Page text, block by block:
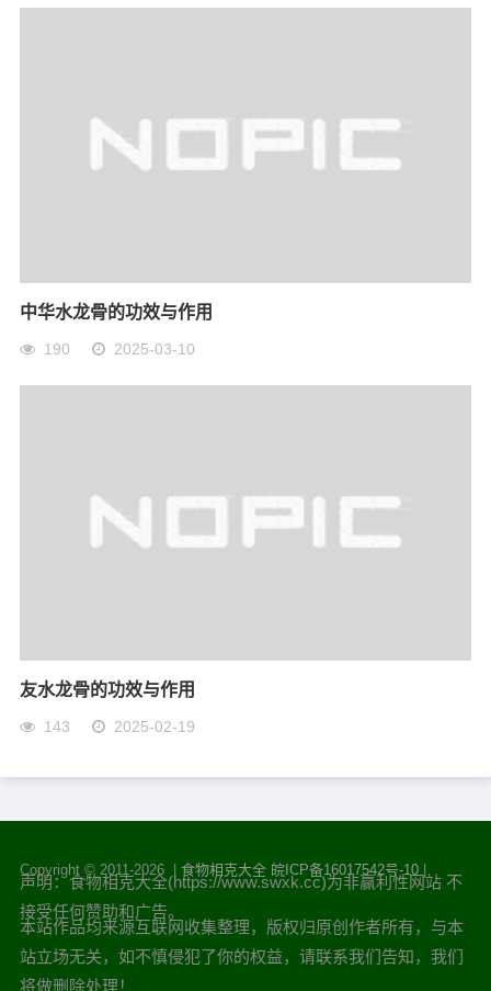
中华水龙骨的功效与作用
190 2025-03-10
友水龙骨的功效与作用
143 2025-02-19
Copyright © 2011-2026 | 食物相克大全 皖ICP备16017542号-10|
声明：食物相克大全(https://www.swxk.cc)为非赢利性网站 不
接受任何赞助和广告。
本站作品均来源互联网收集整理，版权归原创作者所有，与本
站立场无关，如不慎侵犯了你的权益，请联系我们告知，我们
将做删除处理！